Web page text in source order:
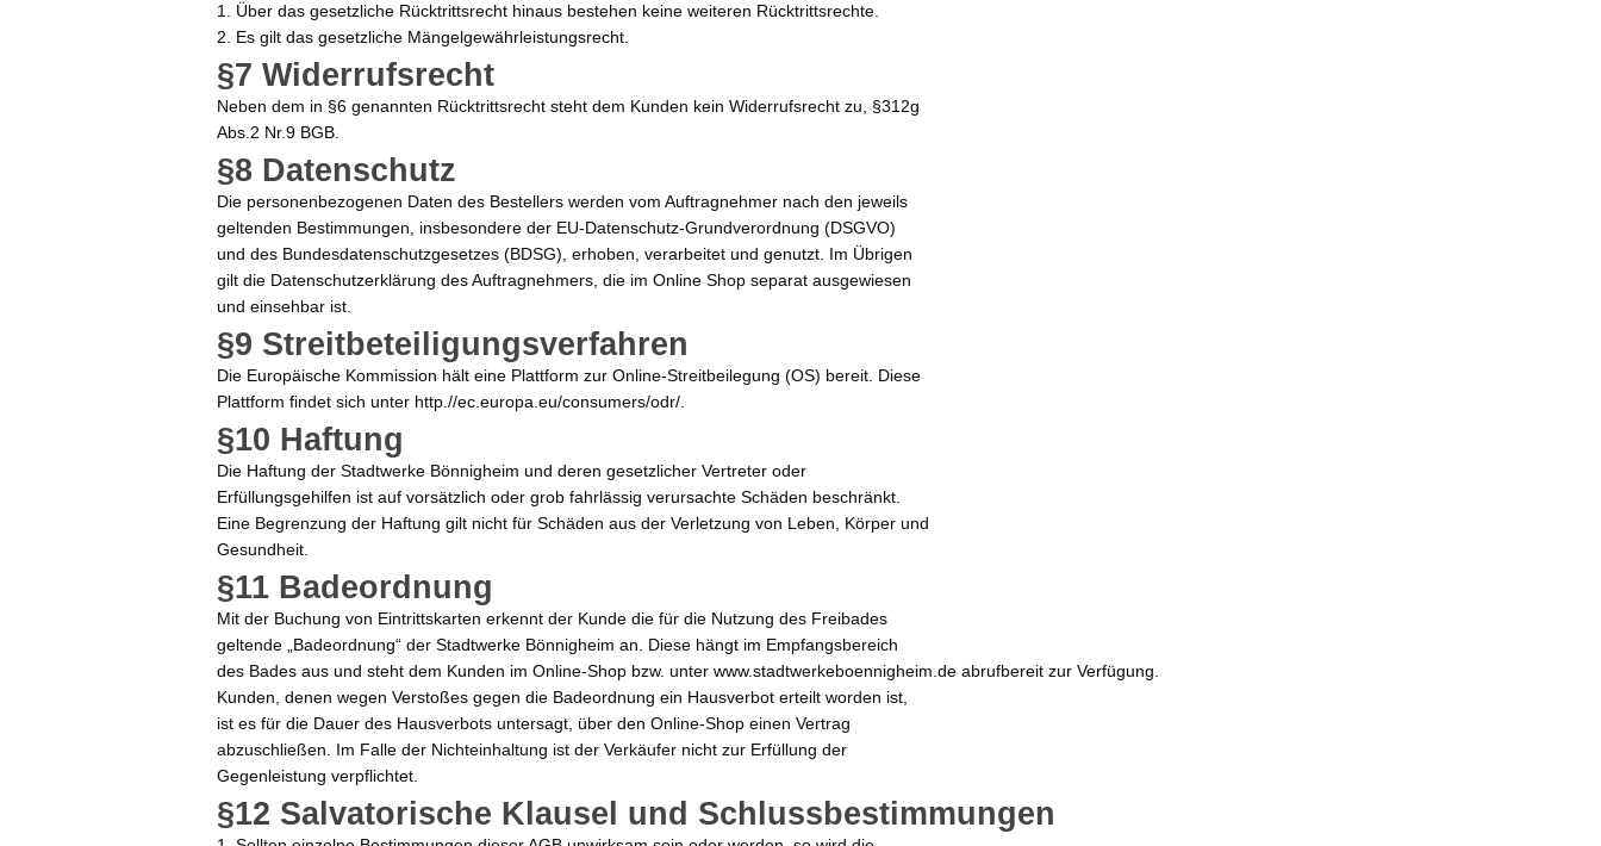
1. Über das gesetzliche Rücktrittsrecht hinaus bestehen keine weiteren Rücktrittsrechte.
2. Es gilt das gesetzliche Mängelgewährleistungsrecht.
§7 Widerrufsrecht
Neben dem in §6 genannten Rücktrittsrecht steht dem Kunden kein Widerrufsrecht zu, §312g
Abs.2 Nr.9 BGB.
§8 Datenschutz
Die personenbezogenen Daten des Bestellers werden vom Auftragnehmer nach den jeweils
geltenden Bestimmungen, insbesondere der EU-Datenschutz-Grundverordnung (DSGVO)
und des Bundesdatenschutzgesetzes (BDSG), erhoben, verarbeitet und genutzt. Im Übrigen
gilt die Datenschutzerklärung des Auftragnehmers, die im Online Shop separat ausgewiesen
und einsehbar ist.
§9 Streitbeteiligungsverfahren
Die Europäische Kommission hält eine Plattform zur Online-Streitbeilegung (OS) bereit. Diese
Plattform findet sich unter http.//ec.europa.eu/consumers/odr/.
§10 Haftung
Die Haftung der Stadtwerke Bönnigheim und deren gesetzlicher Vertreter oder
Erfüllungsgehilfen ist auf vorsätzlich oder grob fahrlässig verursachte Schäden beschränkt.
Eine Begrenzung der Haftung gilt nicht für Schäden aus der Verletzung von Leben, Körper und
Gesundheit.
§11 Badeordnung
Mit der Buchung von Eintrittskarten erkennt der Kunde die für die Nutzung des Freibades
geltende „Badeordnung“ der Stadtwerke Bönnigheim an. Diese hängt im Empfangsbereich
des Bades aus und steht dem Kunden im Online-Shop bzw. unter www.stadtwerkeboennigheim.de abrufbereit zur Verfügung.
Kunden, denen wegen Verstoßes gegen die Badeordnung ein Hausverbot erteilt worden ist,
ist es für die Dauer des Hausverbots untersagt, über den Online-Shop einen Vertrag
abzuschließen. Im Falle der Nichteinhaltung ist der Verkäufer nicht zur Erfüllung der
Gegenleistung verpflichtet.
§12 Salvatorische Klausel und Schlussbestimmungen